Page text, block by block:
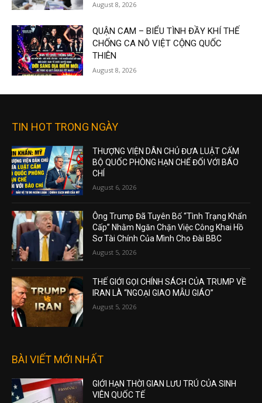
August 8, 2026
QUẬN CAM – BIỂU TÌNH ĐẦY KHÍ THẾ
CHỐNG CA NÔ VIỆT CỘNG QUỐC
THIÊN
August 8, 2026
TIN HOT TRONG NGÀY
THƯỢNG VIỆN DÂN CHỦ ĐƯA LUẬT CẤM
BỘ QUỐC PHÒNG HẠN CHẾ ĐỐI VỚI BÁO
CHÍ
August 6, 2026
Ông Trump Đã Tuyên Bố “Tình Trạng Khẩn
Cấp” Nhằm Ngăn Chặn Việc Công Khai Hồ
Sơ Tài Chính Của Mình Cho Đài BBC
August 5, 2026
THẾ GIỚI GỌI CHÍNH SÁCH CỦA TRUMP VỀ
IRAN LÀ “NGOẠI GIAO MẪU GIÁO”
August 5, 2026
BÀI VIẾT MỚI NHẤT
GIỚI HẠN THỜI GIAN LƯU TRÚ CỦA SINH
VIÊN QUỐC TẾ